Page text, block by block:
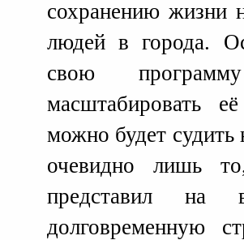
сохранению жизни
людей в города.
свою
масштабировать
можно будет судить
очевидно лишь
представил на
долговременную